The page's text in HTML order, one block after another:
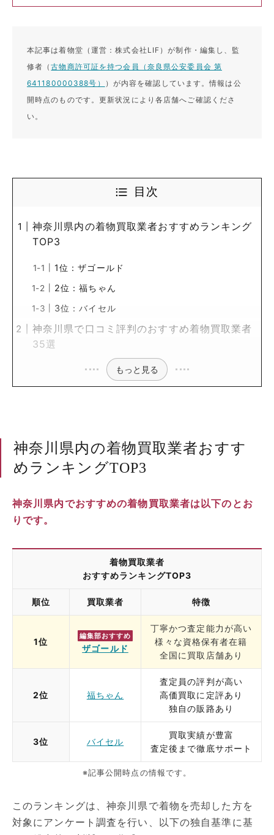
本記事は着物堂（運営：株式会社LIF）が制作・編集し、監
修者（古物商許可証を持つ会員（奈良県公安委員会 第
641180000388号）
）が内容を確認しています。情報は公
開時点のものです。更新状況により各店舗へご確認くださ
い。
目次
神奈川県内の着物買取業者おすすめランキング
TOP3
1位：ザゴールド
2位：福ちゃん
3位：バイセル
神奈川県で口コミ評判のおすすめ着物買取業者
35選
もっと見る
神奈川県内の着物買取業者おすす
めランキングTOP3
神奈川県内でおすすめの着物買取業者は以下のとお
りです。
着物買取業者
おすすめランキングTOP3
順位 買取業者 特徴
1位
編集部おすすめ
ザゴールド
丁寧かつ査定能力が高い
様々な資格保有者在籍
全国に買取店舗あり
2位 福ちゃん
査定員の評判が高い
高価買取に定評あり
独自の販路あり
3位 バイセル
買取実績が豊富
査定後まで徹底サポート
※記事公開時点の情報です。
このランキングは、神奈川県で着物を売却した方を
対象にアンケート調査を行い、以下の独自基準に基